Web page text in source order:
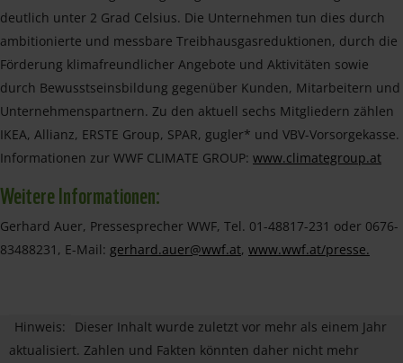
deutlich unter 2 Grad Celsius. Die Unternehmen tun dies durch
ambitionierte und messbare Treibhausgasreduktionen, durch die
Förderung klimafreundlicher Angebote und Aktivitäten sowie
durch Bewusstseinsbildung gegenüber Kunden, Mitarbeitern und
Unternehmenspartnern. Zu den aktuell sechs Mitgliedern zählen
IKEA, Allianz, ERSTE Group, SPAR, gugler* und VBV-Vorsorgekasse.
Informationen zur WWF CLIMATE GROUP: www.climategroup.at
Weitere Informationen:
Gerhard Auer, Pressesprecher WWF, Tel. 01-48817-231 oder 0676-
83488231, E-Mail: gerhard.auer@wwf.at, www.wwf.at/presse.
Hinweis:
Dieser Inhalt wurde zuletzt vor mehr als einem Jahr
aktualisiert. Zahlen und Fakten könnten daher nicht mehr